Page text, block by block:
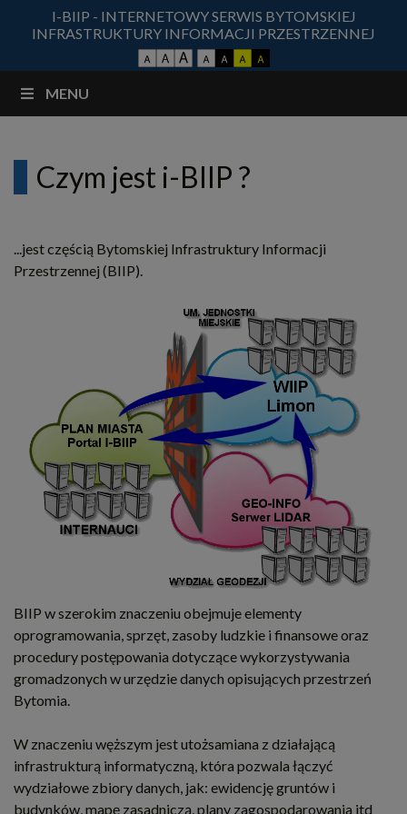
I-BIIP - INTERNETOWY SERWIS BYTOMSKIEJ
INFRASTRUKTURY INFORMACJI PRZESTRZENNEJ
MENU
Czym jest i-BIIP ?
...jest częścią Bytomskiej Infrastruktury Informacji
Przestrzennej (BIIP).
BIIP w szerokim znaczeniu obejmuje elementy
oprogramowania, sprzęt, zasoby ludzkie i finansowe oraz
procedury postępowania dotyczące wykorzystywania
gromadzonych w urzędzie danych opisujących przestrzeń
Bytomia.
W znaczeniu węższym jest utożsamiana z działającą
infrastrukturą informatyczną, która pozwala łączyć
wydziałowe zbiory danych, jak: ewidencję gruntów i
budynków, mapę zasadniczą, plany zagospodarowania itd